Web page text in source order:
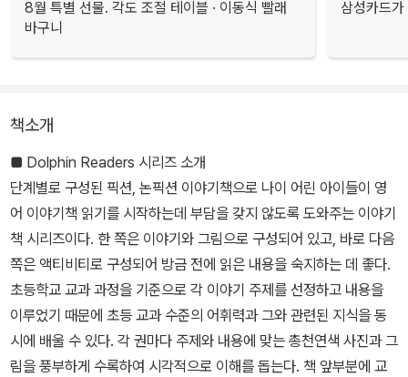
8월 특별 선물. 각도 조절 테이블 · 이동식 빨래
바구니
삼성카드
책소개
■ Dolphin Readers 시리즈 소개
단계별로 구성된 픽션, 논픽션 이야기책으로 나이 어린 아이들이 영
어 이야기책 읽기를 시작하는데 부담을 갖지 않도록 도와주는 이야기
책 시리즈이다. 한 쪽은 이야기와 그림으로 구성되어 있고, 바로 다음
쪽은 액티비티로 구성되어 방금 전에 읽은 내용을 숙지하는 데 좋다.
초등학교 교과 과정을 기준으로 각 이야기 주제를 선정하고 내용을
이루었기 때문에 초등 교과 수준의 어휘력과 그와 관련된 지식을 동
시에 배울 수 있다. 각 권마다 주제와 내용에 맞는 총천연색 사진과 그
림을 풍부하게 수록하여 시각적으로 이해를 돕는다. 책 앞부분에 교